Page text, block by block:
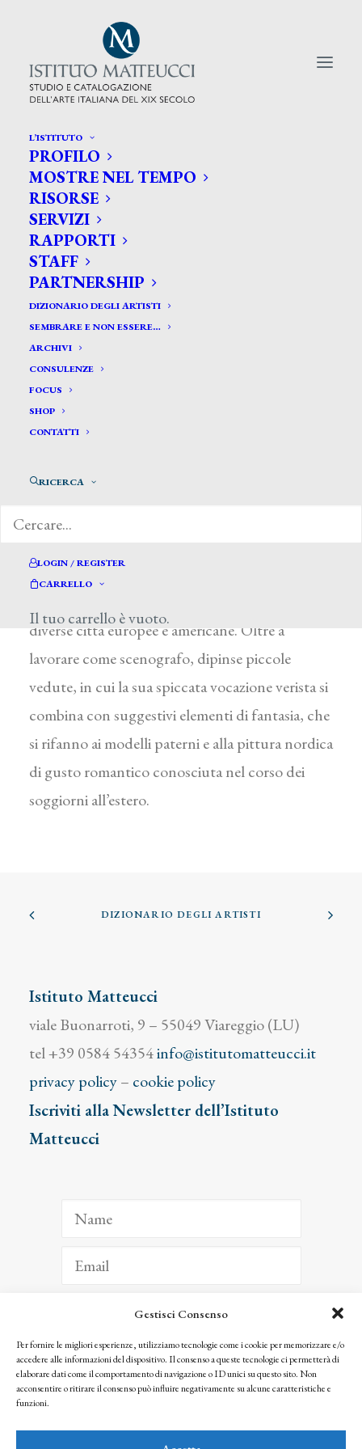
Gestisci Consenso
Per fornire le migliori esperienze, utilizziamo tecnologie come i cookie per memorizzare e/o
accedere alle informazioni del dispositivo. Il consenso a queste tecnologie ci permetterà di
elaborare dati come il comportamento di navigazione o ID unici su questo sito. Non
acconsentire o ritirare il consenso può influire negativamente su alcune caratteristiche e
funzioni.
L’ISTITUTO
PROFILO
MOSTRE NEL TEMPO
RISORSE
SERVIZI
RAPPORTI
STAFF
PARTNERSHIP
DIZIONARIO DEGLI ARTISTI
SEMBRARE E NON ESSERE…
ARCHIVI
CONSULENZE
FOCUS
SHOP
CONTATTI
RICERCA
LOGIN / REGISTER
CARRELLO
Il tuo carrello è vuoto.
CERCA TRA GLI ARTISTI:
Search
for:
Liverani Tancredi*
LIVERANI TANCREDI
Figlio di Romolo, si formò sotto la guida del
dell’Umbria e delle Marche. Resosi autonomo,
diverse città europee e americane. Oltre a
lavorare come scenografo, dipinse piccole
vedute, in cui la sua spiccata vocazione verista si
combina con suggestivi elementi di fantasia, che
si rifanno ai modelli paterni e alla pittura nordica
di gusto romantico conosciuta nel corso dei
soggiorni all’estero.
DIZIONARIO DEGLI ARTISTI
Istituto Matteucci
viale Buonarroti, 9 – 55049 Viareggio (LU)
tel +39 0584 54354info@istitutomatteucci.it
privacy policy– cookie policy
Iscriviti alla Newsletter dell’Istituto
Matteucci
ISCRIVITI
Facendo clic per iscriverti, riconosci che le tue informazioni saranno trattate
seguendo la nostra Privacy Policy
© 2025 Istituto Matteucci. All right reserved
l’autorizzazione scritta dei proprietari dei diritti e dell’Istituto Matteucci